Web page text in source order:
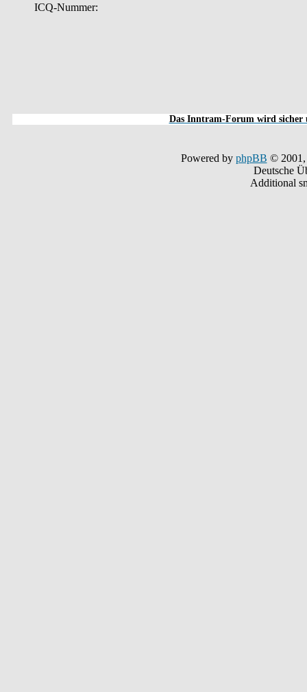
ICQ-Nummer:
Das Inntram-Forum wird sicher
Powered by phpBB © 2001,
Deutsche
Additional